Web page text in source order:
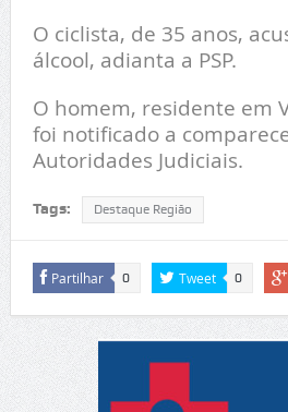
O ciclista, de 35 anos,
álcool, adianta a PSP.
O homem, residente em
foi notificado a
Autoridades Judiciais.
Tags: Destaque Região
Partilhar 0 Tweet 0